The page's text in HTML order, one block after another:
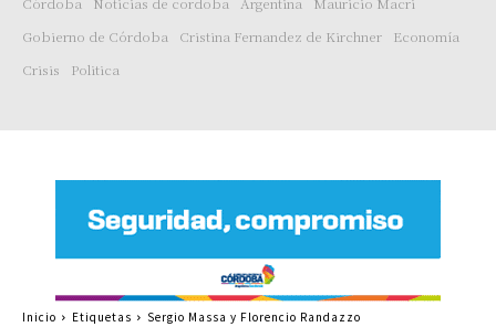
Gobierno de Córdoba
Cristina Fernandez de Kirchner
Economía
Crisis
Politica
Inicio Etiquetas Sergio Massa y Florencio Randazzo